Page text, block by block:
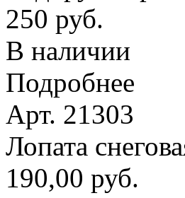
250 руб.
В наличии
Подробнее
Арт. 21303
Лопата
190,00 руб.